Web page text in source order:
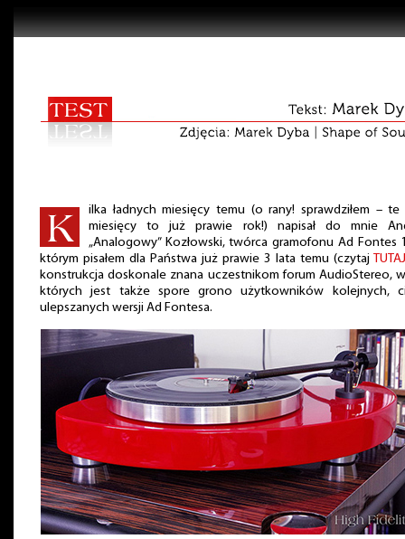
ilka ładnych miesięcy temu (o rany! sprawdziłem – te
miesięcy to już prawie rok!) napisał do mnie
„Analogowy” Kozłowski, twórca gramofonu Ad Fontes
którym pisałem dla Państwa już prawie 3 lata temu (czytaj
konstrukcja doskonale znana uczestnikom forum AudioStereo,
których jest także spore grono użytkowników kolejnych,
ulepszanych wersji Ad Fontesa.